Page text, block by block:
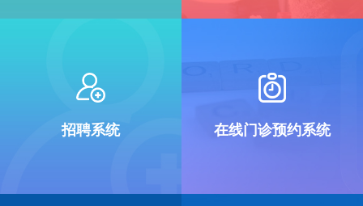
招聘系统 在线门诊预约系统